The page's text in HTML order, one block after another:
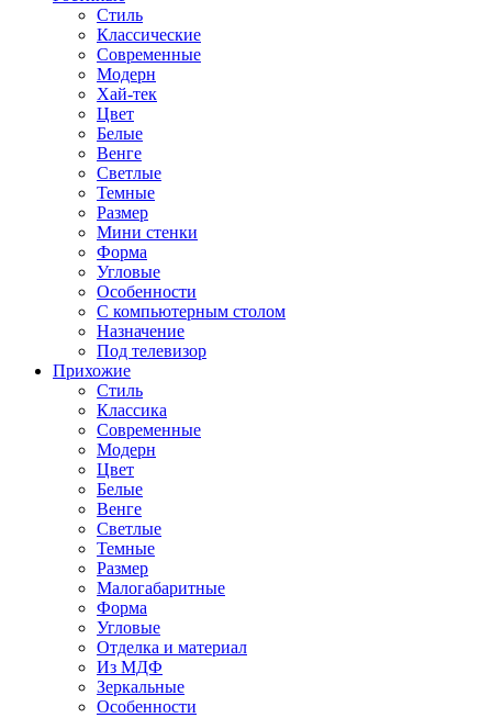
Стиль
Классические
Современные
Модерн
Хай-тек
Цвет
Белые
Венге
Светлые
Темные
Размер
Мини стенки
Форма
Угловые
Особенности
С компьютерным столом
Назначение
Под телевизор
Прихожие
Стиль
Классика
Современные
Модерн
Цвет
Белые
Венге
Светлые
Темные
Размер
Малогабаритные
Форма
Угловые
Отделка и материал
Из МДФ
Зеркальные
Особенности